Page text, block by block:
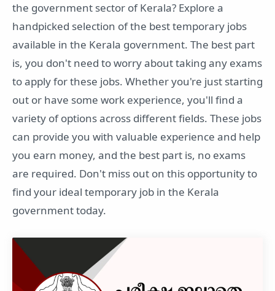
the government sector of Kerala? Explore a
handpicked selection of the best temporary jobs
available in the Kerala government. The best part
is, you don't need to worry about taking any exams
to apply for these jobs. Whether you're just starting
out or have some work experience, you'll find a
variety of options across different fields. These jobs
can provide you with valuable experience and help
you earn money, and the best part is, no exams
are required. Don't miss out on this opportunity to
find your ideal temporary job in the Kerala
government today.